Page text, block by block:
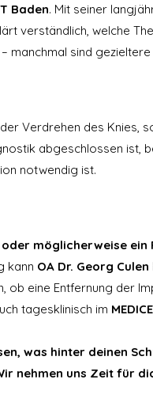
Baden. Mit seiner
verständlich, welche
manchmal sind
Verdrehen des Knies,
abgeschlossen ist,
notwendig ist.
möglicherweise ein
kann OA Dr. Georg Culen
ob eine Entfernung der
tagesklinisch im
was hinter deinen
nehmen uns Zeit für